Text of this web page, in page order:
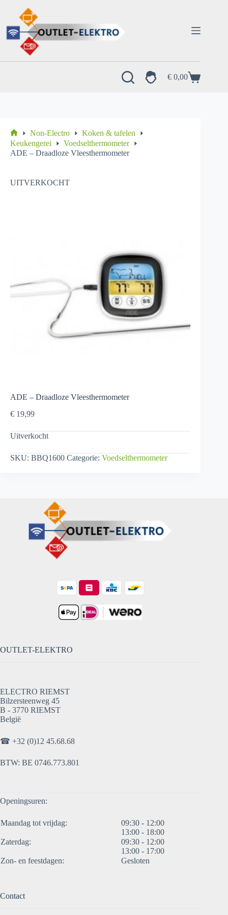
inhoud
Winkelwagen
€ 0,00
Home
Non-Electro
Koken & tafelen
Keukengerei
Voedselthermometer
ADE – Draadloze Vleesthermometer
UITVERKOCHT
ADE – Draadloze Vleesthermometer
€ 19,99
Uitverkocht
SKU: BBQ1600 Categorie: Voedselthermometer
OUTLET-ELEKTRO
ELECTRO RIEMST
Bilzersteenweg 45
B - 3770 RIEMST
België
☎ +32 (0)12 45.68.68
BTW: BE 0746.773.801
Openingsuren:
Maandag tot vrijdag:
09:30 - 12:00
13:00 - 18:00
Zaterdag:
09:30 - 12:00
13:00 - 17:00
Zon- en feestdagen:
Gesloten
Contact